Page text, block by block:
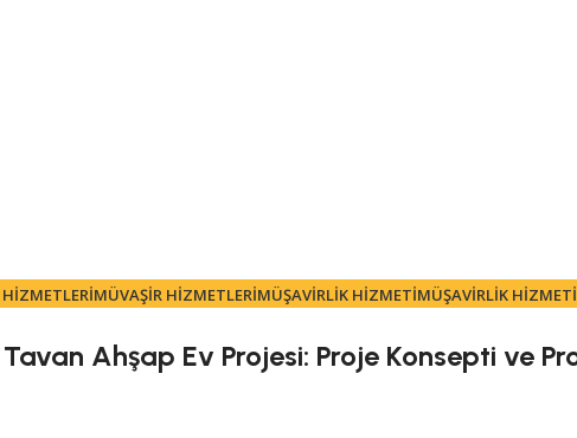
MÜVAŞIR HIZMETLERIMÜŞAVIRLIK HIZMETIMÜŞAVIRLIK
Ahşap Ev Projesi: Proje Konsepti ve